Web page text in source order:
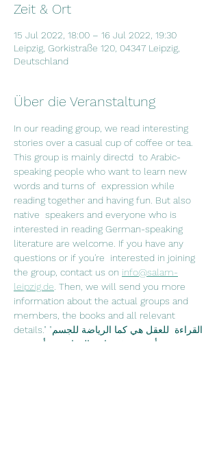
Zeit & Ort
15 Jul 2022, 18:00 – 16 Jul 2022, 19:30
Leipzig, Gorkistraße 120, 04347 Leipzig,
Deutschland
Über die Veranstaltung
In our reading group, we read interesting
stories over a casual cup of coffee or tea.
This group is mainly directd  to Arabic-
speaking people who want to learn new
words and turns of  expression while
reading together and having fun. But also
native  speakers and everyone who is
interested in reading German-speaking
literature are welcome. If you have any
questions or if you're  interested in joining
the group, contact us on info@salam-
leipzig.de . Then, we will send you more
information about the actual groups and
members, the books and all relevant
details."القراءة  للعقل هي كما الرياضة للجسم"
جوزيف أديسون في نادي القراءة نقرأ سوية